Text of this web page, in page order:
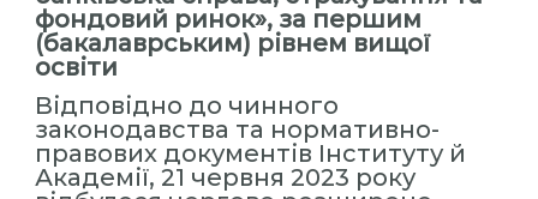
н
с
т
у
т
фондовий ринок», за першим
(бакалаврським) рівнем вищої
освіти
Відповідно до чинного
законодавства та нормативно-
правових документів Інституту й
Академії, 21 червня 2023 року